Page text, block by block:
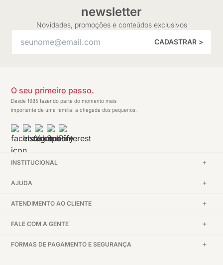
newsletter
Novidades, promoções e conteúdos exclusivos
CADASTRAR >
O seu primeiro passo.
Desde 1985 fazendo parte do momento mais
importante de uma família: a chegada dos pequenos.
INSTITUCIONAL
AJUDA
ATENDIMENTO AO CLIENTE
FALE COM A GENTE
FORMAS DE PAGAMENTO E SEGURANÇA